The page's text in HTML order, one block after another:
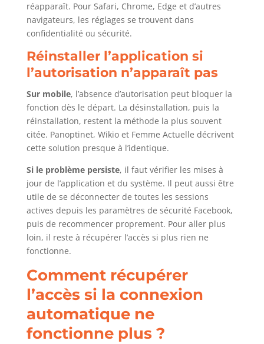
réapparaît. Pour Safari, Chrome, Edge et d’autres
navigateurs, les réglages se trouvent dans
confidentialité ou sécurité.
Réinstaller l’application si
l’autorisation n’apparaît pas
Sur mobile, l’absence d’autorisation peut bloquer la
fonction dès le départ. La désinstallation, puis la
réinstallation, restent la méthode la plus souvent
citée. Panoptinet, Wikio et Femme Actuelle décrivent
cette solution presque à l’identique.
Si le problème persiste, il faut vérifier les mises à
jour de l’application et du système. Il peut aussi être
utile de se déconnecter de toutes les sessions
actives depuis les paramètres de sécurité Facebook,
puis de recommencer proprement. Pour aller plus
loin, il reste à récupérer l’accès si plus rien ne
fonctionne.
Comment récupérer
l’accès si la connexion
automatique ne
fonctionne plus ?